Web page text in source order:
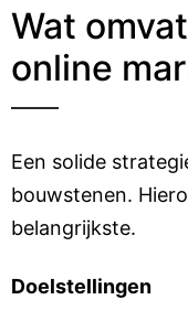
Wat
online
Een solide
bouwstenen.
belangrijkste.
Doelstellingen